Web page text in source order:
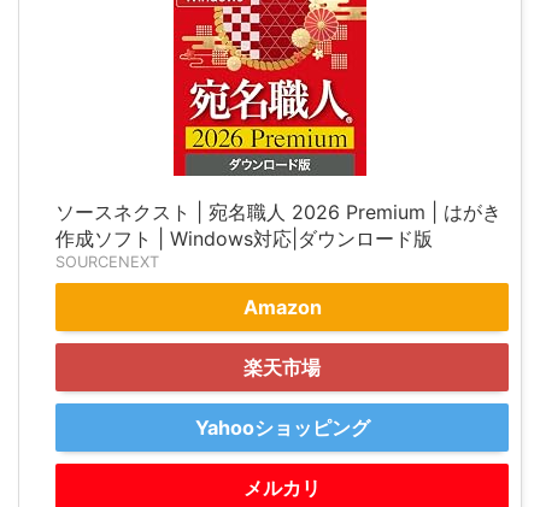
ソースネクスト | 宛名職人 2026 Premium | はがき
作成ソフト | Windows対応|ダウンロード版
SOURCENEXT
Amazon
楽天市場
Yahooショッピング
メルカリ